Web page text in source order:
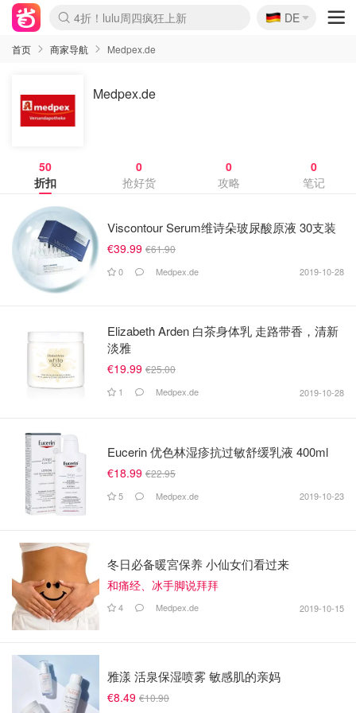
Boticinal 夏促开抢！
4折！lulu周四疯狂上新
还没结束！&OtherStories大促
Joybuy变相75折 随时失效
速领！Stanley独家85折
疑似霸哥！Camper额外叠85折
Zalando 奥莱闪促！每日更新
Moncler反季囤！5折起+叠9折
Coach Brooklyn仅€192
🇩🇪
DE
首页 商家导航 Medpex.de
Medpex.de
50
折扣
0
抢好货
0
攻略
0
笔记
Viscontour Serum维诗朵玻尿酸原液 30支装
€39.99 €61.90
0 Medpex.de 2019-10-28
Elizabeth Arden 白茶身体乳 走路带香，清新
淡雅
€19.99 €25.00
1 Medpex.de 2019-10-28
Eucerin 优色林湿疹抗过敏舒缓乳液 400ml
€18.99 €22.95
5 Medpex.de 2019-10-23
冬日必备暖宮保养 小仙女们看过来
和痛经、冰手脚说拜拜
4 Medpex.de 2019-10-15
雅漾 活泉保湿喷雾 敏感肌的亲妈
€8.49 €10.90